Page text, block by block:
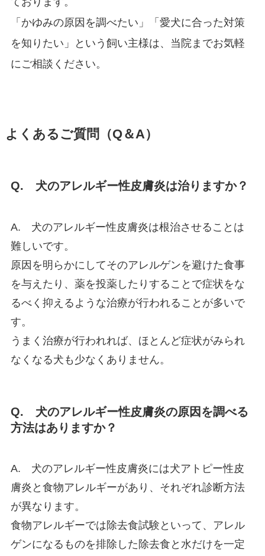
「かゆみの原因を調べたい」「愛犬に合った対策
を知りたい」という飼い主様は、当院までお気軽
にご相談ください。
よくあるご質問（Q＆A）
Q. 犬のアレルギー性皮膚炎は治りますか？
A. 犬のアレルギー性皮膚炎は根治させることは
難しいです。
原因を明らかにしてそのアレルゲンを避けた食事
を与えたり、薬を投薬したりすることで症状をな
るべく抑えるような治療が行われることが多いで
す。
うまく治療が行われれば、ほとんど症状がみられ
なくなる犬も少なくありません。
Q. 犬のアレルギー性皮膚炎の原因を調べる
方法はありますか？
A. 犬のアレルギー性皮膚炎には犬アトピー性皮
膚炎と食物アレルギーがあり、それぞれ診断方法
が異なります。
食物アレルギーでは除去食試験といって、アレル
ゲンになるものを排除した除去食と水だけを一定